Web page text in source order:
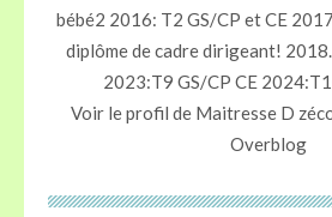
bébé2 2016: T2 GS/CP et CE
diplôme de cadre dirigeant!
2023:T9 GS/CP CE
Voir le profil de Maitresse D
Overblog